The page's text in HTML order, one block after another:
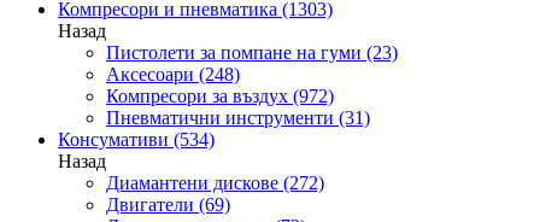
Компресори и пневматика (1303)
Назад
Пистолети за помпане на гуми (23)
Аксесоари (248)
Компресори за въздух (972)
Пневматични инструменти (31)
Консумативи (534)
Назад
Диамантени дискове (272)
Двигатели (69)